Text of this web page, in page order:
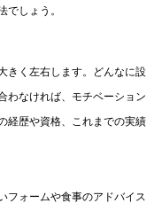
でしょう。
きく左右します。どんなに設
わなければ、モチベーション
経歴や資格、これまでの実績
フォームや食事のアドバイス